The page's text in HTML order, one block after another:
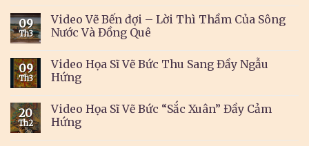
09
Th3
Video Vẽ Bến đợi – Lời Thì Thầm Của Sông
Nước Và Đồng Quê
09
Th3
Video Họa Sĩ Vẽ Bức Thu Sang Đầy Ngẫu
Hứng
20
Th2
Video Họa Sĩ Vẽ Bức “Sắc Xuân” Đầy Cảm
Hứng